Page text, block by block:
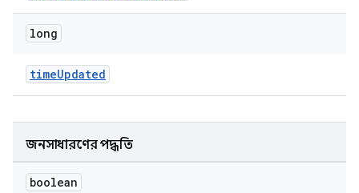
long
timeUpdated
জনসাধারণের পদ্ধতি
boolean